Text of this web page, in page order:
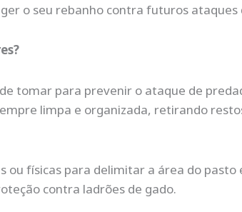
o seu rebanho contra futuros ataques
tomar para prevenir o ataque de
limpa e organizada, retirando
ou físicas para delimitar a área do
contra ladrões de gado.